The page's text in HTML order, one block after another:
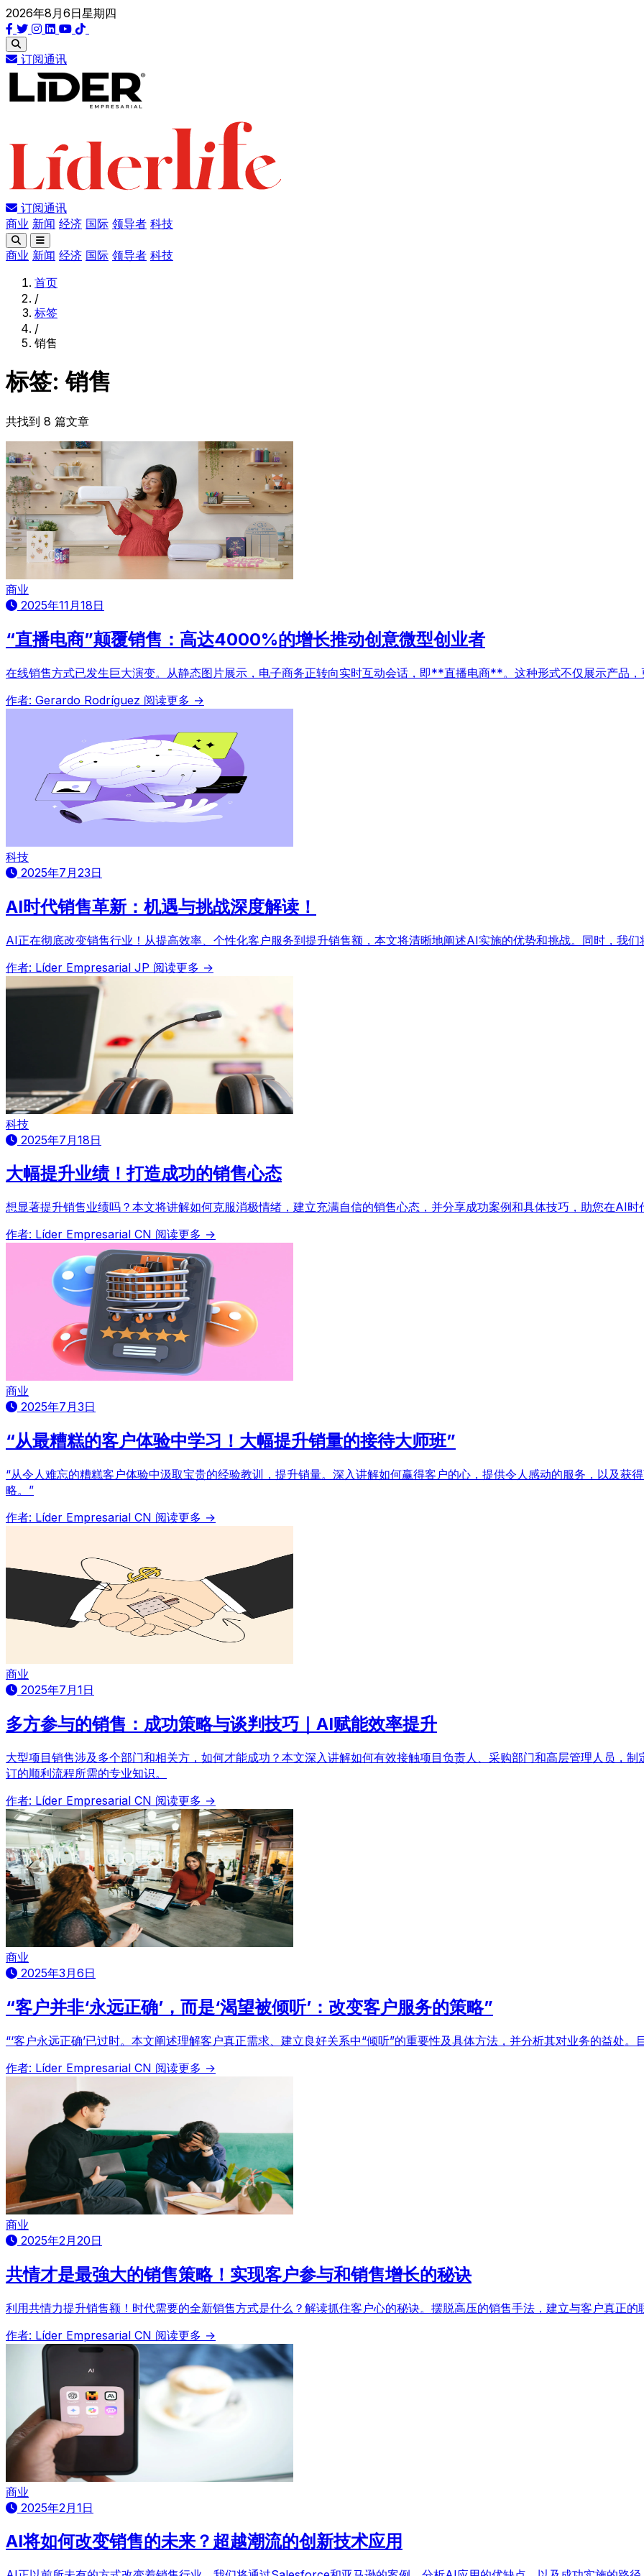
2026年8月6日星期四
订阅通讯
订阅通讯
商业 新闻 经济 国际 领导者 科技
商业 新闻 经济 国际 领导者 科技
首页
/
标签
/
销售
标签: 销售
共找到 8 篇文章
商业
2025年11月18日
“直播电商”颠覆销售：高达4000%的增长推动创意微型创业者
在线销售方式已发生巨大演变。从静态图片展示，电子商务正转向实时互动会话，即**直播电商**。这种形式不仅展示产品，
作者: Gerardo Rodríguez 阅读更多 →
科技
2025年7月23日
AI时代销售革新：机遇与挑战深度解读！
AI正在彻底改变销售行业！从提高效率、个性化客户服务到提升销售额，本文将清晰地阐述AI实施的优势和挑战。同时，我
作者: Líder Empresarial JP 阅读更多 →
科技
2025年7月18日
大幅提升业绩！打造成功的销售心态
想显著提升销售业绩吗？本文将讲解如何克服消极情绪，建立充满自信的销售心态，并分享成功案例和具体技巧，助您在AI时
作者: Líder Empresarial CN 阅读更多 →
商业
2025年7月3日
“从最糟糕的客户体验中学习！大幅提升销量的接待大师班”
“从令人难忘的糟糕客户体验中汲取宝贵的经验教训，提升销量。深入讲解如何赢得客户的心，提供令人感动的服务，以及获
略。”
作者: Líder Empresarial CN 阅读更多 →
商业
2025年7月1日
多方参与的销售：成功策略与谈判技巧｜AI赋能效率提升
大型项目销售涉及多个部门和相关方，如何才能成功？本文深入讲解如何有效接触项目负责人、采购部门和高层管理人员，
订的顺利流程所需的专业知识。
作者: Líder Empresarial CN 阅读更多 →
商业
2025年3月6日
“客户并非‘永远正确’，而是‘渴望被倾听’：改变客户服务的策略”
“‘客户永远正确’已过时。本文阐述理解客户真正需求、建立良好关系中“倾听”的重要性及具体方法，并分析其对业务的益处
作者: Líder Empresarial CN 阅读更多 →
商业
2025年2月20日
共情才是最強大的销售策略！实现客户参与和销售增长的秘诀
利用共情力提升销售额！时代需要的全新销售方式是什么？解读抓住客户心的秘诀。摆脱高压的销售手法，建立与客户真正的
作者: Líder Empresarial CN 阅读更多 →
商业
2025年2月1日
AI将如何改变销售的未来？超越潮流的创新技术应用